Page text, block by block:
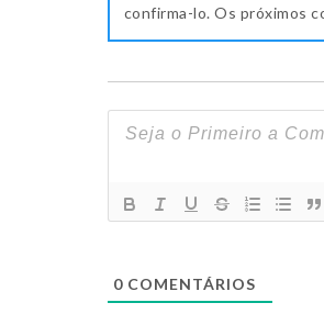
confirma-lo. Os próximos
0 COMENTÁRIOS